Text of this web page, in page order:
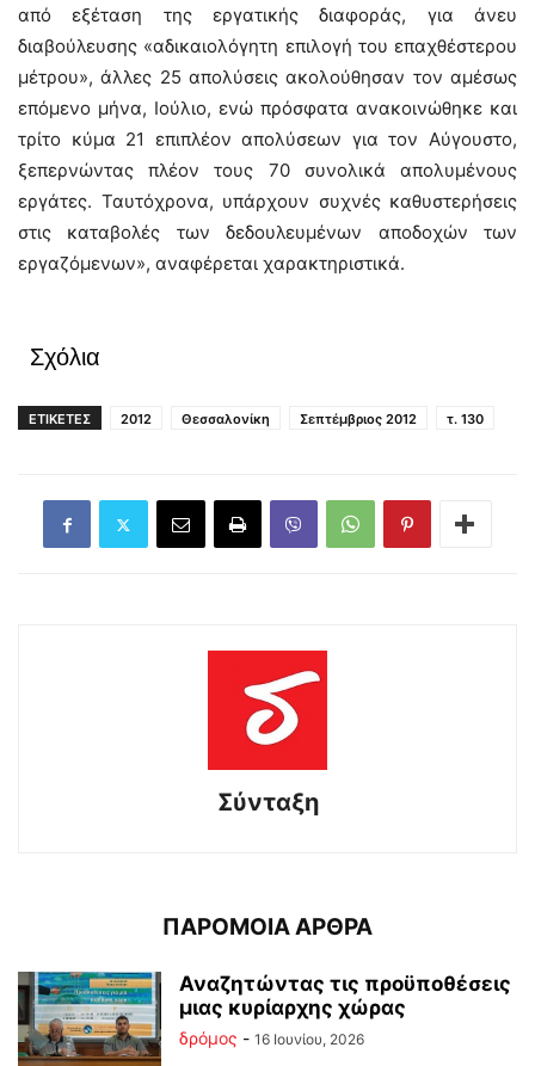
από εξέταση της εργατικής διαφοράς, για άνευ
διαβούλευσης «αδικαιολόγητη επιλογή του επαχθέστερου
μέτρου», άλλες 25 απολύσεις ακολούθησαν τον αμέσως
επόμενο μήνα, Ιούλιο, ενώ πρόσφατα ανακοινώθηκε και
τρίτο κύμα 21 επιπλέον απολύσεων για τον Αύγουστο,
ξεπερνώντας πλέον τους 70 συνολικά απολυμένους
εργάτες. Ταυτόχρονα, υπάρχουν συχνές καθυστερήσεις
στις καταβολές των δεδουλευμένων αποδοχών των
εργαζόμενων», αναφέρεται χαρακτηριστικά.
Σχόλια
ΕΤΙΚΕΤΕΣ 2012 Θεσσαλονίκη Σεπτέμβριος 2012 τ. 130
Σύνταξη
ΠΑΡΟΜΟΙΑ ΑΡΘΡΑ
Αναζητώντας τις προϋποθέσεις
μιας κυρίαρχης χώρας
δρόμος - 16 Ιουνίου, 2026